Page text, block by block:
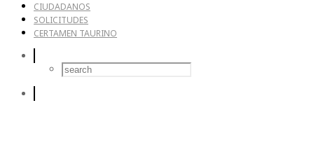
CIUDADANOS
SOLICITUDES
CERTAMEN TAURINO